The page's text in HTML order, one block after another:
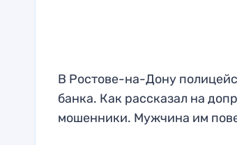
В Ростове-на-Дону
банка. Как рассказал на
мошенники. Мужчина им